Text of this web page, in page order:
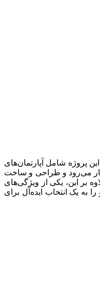
پروژه شامل آپارتمان‌های
می‌رود و طراحی و ساخت
بر این، یکی از ویژگی‌های
به یک انتخاب ایده‌آل برای